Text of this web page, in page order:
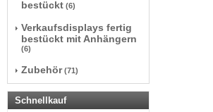
bestückt (6)
Verkaufsdisplays fertig
bestückt mit Anhängern
(6)
Zubehör (71)
Schnellkauf